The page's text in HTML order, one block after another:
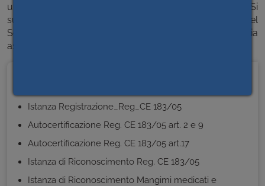
utilizzando la modulistica a fianco pubblicata. Si
suggerisce di contattare preventivamente il personale del
Servizio veterinario che potrà fornire la necessaria
assistenza.
Istanza Registrazione_Reg_CE 183/05
Autocertificazione Reg. CE 183/05 art. 2 e 9
Autocertificazione Reg. CE 183/05 art.17
Istanza di Riconoscimento Reg. CE 183/05
Istanza di Riconoscimento Mangimi medicati e